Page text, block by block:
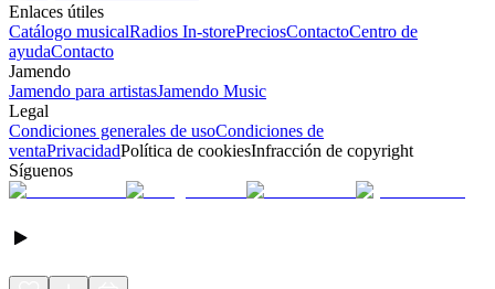
Enlaces útiles
Catálogo musicalRadios In-storePreciosContactoCentro de
ayudaContacto
Jamendo
Jamendo para artistasJamendo Music
Legal
Condiciones generales de usoCondiciones de
ventaPrivacidadPolítica de cookiesInfracción de copyright
Síguenos